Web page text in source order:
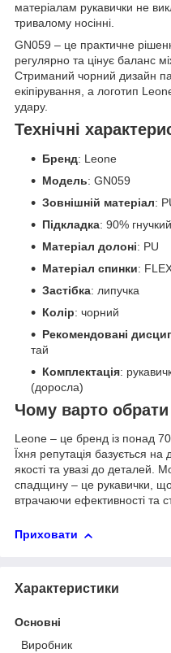
матеріалам рукавички не
тривалому носінні.
GN059 – це практичне
регулярно та цінує баланс
Стриманий чорний дизайн
екіпірування, а логотип
удару.
Технічні
Бренд: Leone
Модель: GN059
Зовнішній матеріал:
Підкладка: 90%
Матеріал долоні: PU
Матеріал спинки:
Застібка: липучка
Колір: чорний
Рекомендовані
тай
Комплектація:
(доросла)
Чому варто
Leone – це бренд із понад 70-
Їхня репутація базується на
якості та увазі до деталей.
спадщину – це рукавички,
втрачаючи ефективності та
Приховати
Характеристики
Основні
Виробник